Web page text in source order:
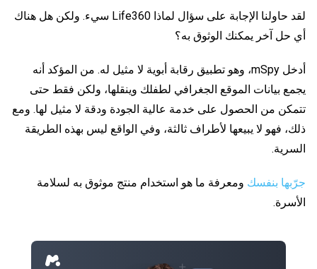
لقد حاولنا الإجابة على سؤال لماذا Life360 سيء. ولكن هل هناك
أي حل آخر يمكنك الوثوق به؟
أدخل mSpy، وهو تطبيق رقابة أبوية لا مثيل له. من المؤكد أنه
يجمع بيانات الموقع الجغرافي لطفلك وينقلها، ولكن فقط حتى
تتمكن من الحصول على خدمة عالية الجودة ودقة لا مثيل لها. ومع
ذلك، فهو لا يبيعها لأطراف ثالثة، وفي الواقع ليس بهذه الطريقة
السرية.
جرّبها بنفسك ومعرفة ما هو استخدام منتج موثوق به لسلامة
الأسرة.